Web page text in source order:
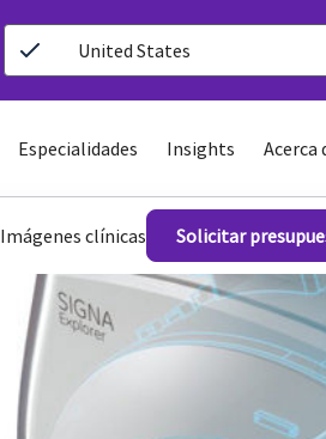
United States
Especialidades Insights Acerca
Imágenes clínicas Solicitar